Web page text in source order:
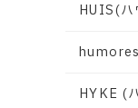
HUIS(ハ
HYKE (